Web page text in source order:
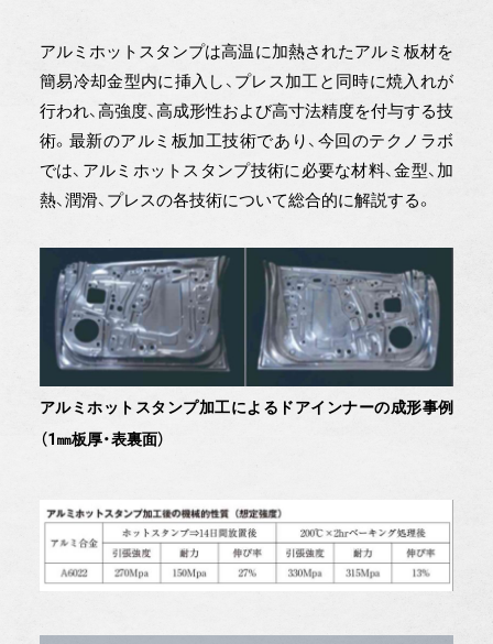
アルミホットスタンプは高温に加熱されたアルミ板材を
簡易冷却金型内に挿入し、プレス加工と同時に焼入れが
行われ、高強度、高成形性および高寸法精度を付与する技
術。最新のアルミ板加工技術であり、今回のテクノラボ
では、アルミホットスタンプ技術に必要な材料、金型、加
熱、潤滑、プレスの各技術について総合的に解説する。
アルミホットスタンプ加工によるドアインナーの成形事例
（1㎜板厚・表裏面）